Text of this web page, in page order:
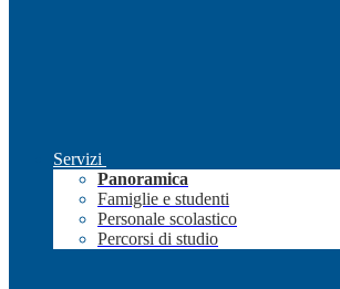
Servizi
Panoramica
Famiglie e studenti
Personale scolastico
Percorsi di studio